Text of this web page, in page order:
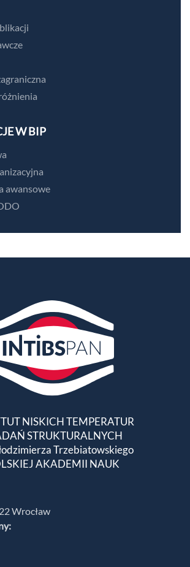
W BIP
awansowe
NISKICH TEMPERATUR
STRUKTURALNYCH
Trzebiatowskiego
AKADEMII NAUK
Wrocław